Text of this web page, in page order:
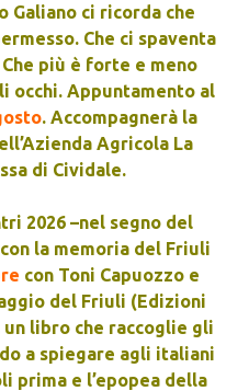
Galiano ci ricorda che
Che ci spaventa
più è forte e meno
occhi. Appuntamento al
. Accompagnerà la
Agricola La
di Cividale.
2026 –nel segno del
la memoria del Friuli
con Toni Capuozzo e
del Friuli (Edizioni
libro che raccoglie gli
a spiegare agli italiani
prima e l’epopea della